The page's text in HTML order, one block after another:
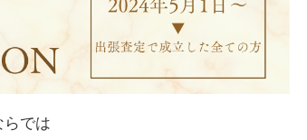
らでは